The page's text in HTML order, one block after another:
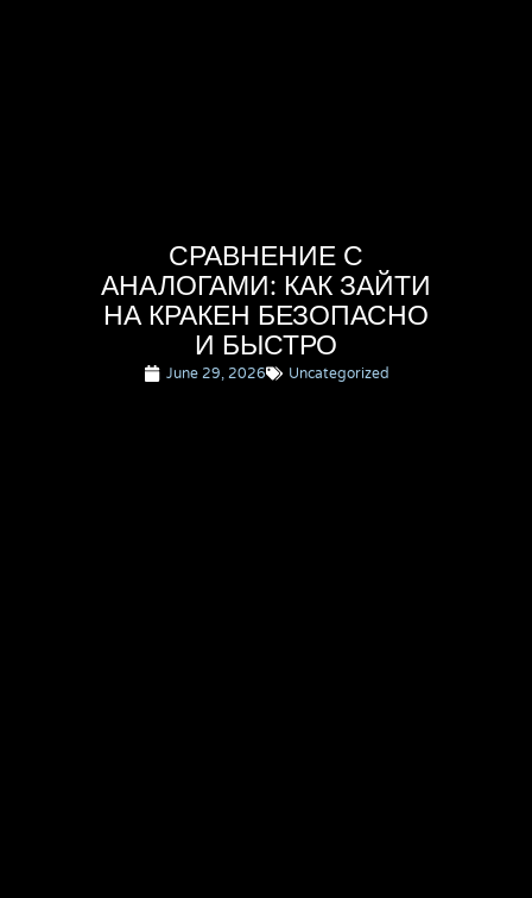
СРАВНЕНИЕ С
АНАЛОГАМИ: КАК ЗАЙТИ
НА КРАКЕН БЕЗОПАСНО
И БЫСТРО
June 29, 2026 Uncategorized